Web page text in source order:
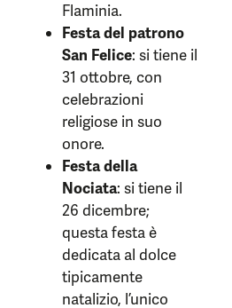
Flaminia.
Festa del patrono
San Felice: si tiene il
31 ottobre, con
celebrazioni
religiose in suo
onore.
Festa della
Nociata: si tiene il
26 dicembre;
questa festa è
dedicata al dolce
tipicamente
natalizio, l’unico